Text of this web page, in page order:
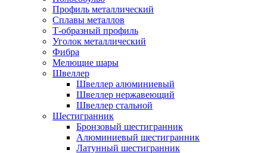
Профиль металлический
Сплавы металлов
Т-образный профиль
Уголок металлический
Фибра
Мелющие шары
Швеллер
Швеллер алюминиевый
Швеллер нержавеющий
Швеллер стальной
Шестигранник
Бронзовый шестигранник
Алюминиевый шестигранник
Латунный шестигранник